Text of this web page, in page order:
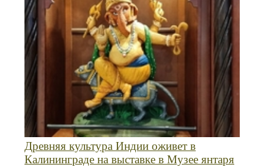
Древняя культура Индии оживет в
Калининграде на выставке в Музее янтаря